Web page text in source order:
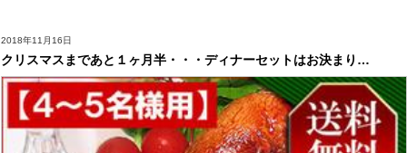
2018年11月16日
クリスマスまであと１ヶ月半・・・ディナーセットはお決まり…